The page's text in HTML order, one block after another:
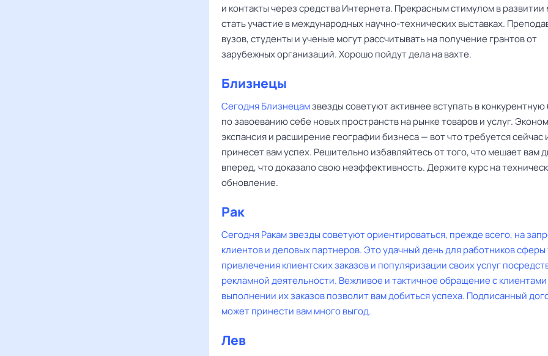
и контакты через средства Интернета. Прекрасным стимулом в
стать участие в международных научно-технических выставках.
вузов, студенты и ученые могут рассчитывать на получение грантов от
зарубежных организаций. Хорошо пойдут дела на вахте.
Близнецы
Сегодня Близнецамзвезды советуют активнее вступать в
по завоеванию себе новых пространств на рынке товаров и услуг.
экспансия и расширение географии бизнеса — вот что требуется сейчас
принесет вам успех. Решительно избавляйтесь от того, что мешает вам
вперед, что доказало свою неэффективность. Держите курс на
обновление.
Рак
Сегодня Ракамзвезды советуют ориентироваться, прежде всего, на
клиентов и деловых партнеров. Это удачный день для работников сферы
привлечения клиентских заказов и популяризации своих услуг
рекламной деятельности. Вежливое и тактичное обращение с
выполнении их заказов позволит вам добиться успеха. Подписанный
может принести вам много выгод.
Лев